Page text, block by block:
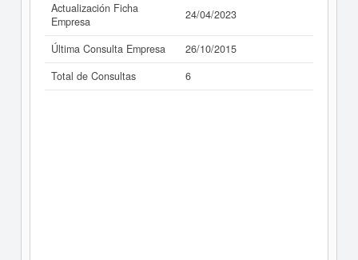
Actualización Ficha
Empresa
24/04/2023
Última Consulta Empresa
26/10/2015
Total de Consultas
6